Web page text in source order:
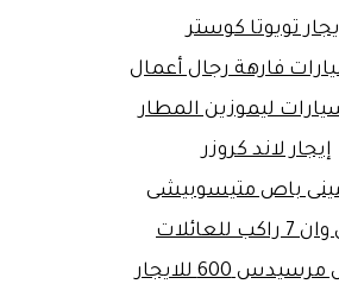
تويوتا كوستر
فارهة رجال أعمال
ليموزين المطار
إيجار لاند كروزر
باص متيسوبيشى
للعائلات
600 للايجار